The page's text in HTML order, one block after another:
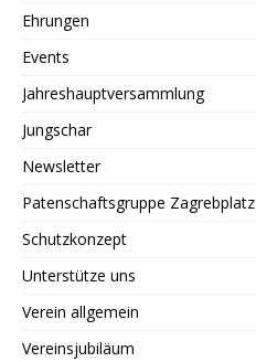
Ehrungen
Events
Jahreshauptversammlung
Jungschar
Newsletter
Patenschaftsgruppe Zagrebplatz
Schutzkonzept
Unterstütze uns
Verein allgemein
Vereinsjubiläum